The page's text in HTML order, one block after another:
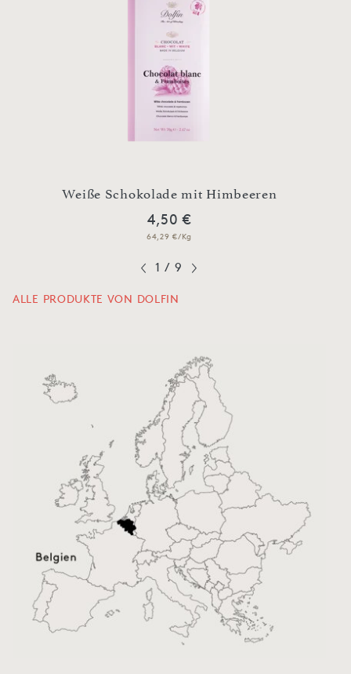
Weiße Schokolade mit Himbeeren
4,50 €
64,29 €/Kg
1 / 9
ALLE PRODUKTE VON DOLFIN